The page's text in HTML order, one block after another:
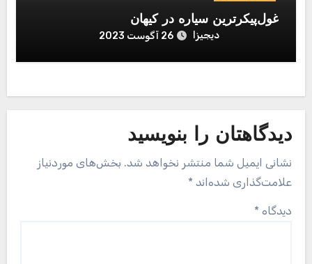
غول‌پیکرترین سیاره در کیهان
دیجیزا 26 آگوست 2023
دیدگاهتان را بنویسید
نشانی ایمیل شما منتشر نخواهد شد. بخش‌های موردنیاز
علامت‌گذاری شده‌اند *
دیدگاه *